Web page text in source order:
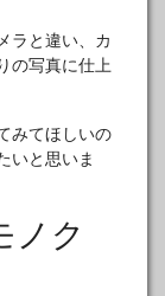
ラと違い、カ
の写真に仕上
みてほしいの
いと思いま
ノク